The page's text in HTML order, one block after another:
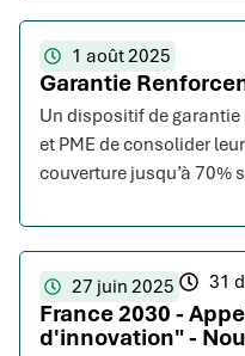
1 août 2025
Garantie
Un dispositif de
et PME de consolider
couverture jusqu’à 70%
27 juin 2025 31
France 2030 -
d'innovation" -